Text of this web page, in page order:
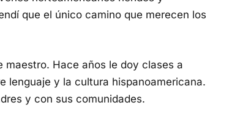
que el único camino que merecen los
maestro. Hace años le doy clases a
lenguaje y la cultura hispanoamericana.
y con sus comunidades.